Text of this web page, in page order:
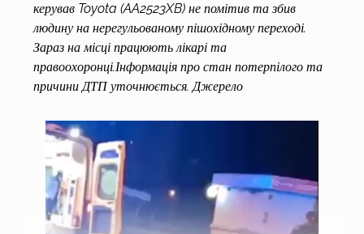
керував Toyota (AA2523XB) не помітив та збив
людину на нерегульованому пішохідному переході.
Зараз на місці працюють лікарі та
правоохоронці.Інформація про стан потерпілого та
причини ДТП уточнюється. Джерело